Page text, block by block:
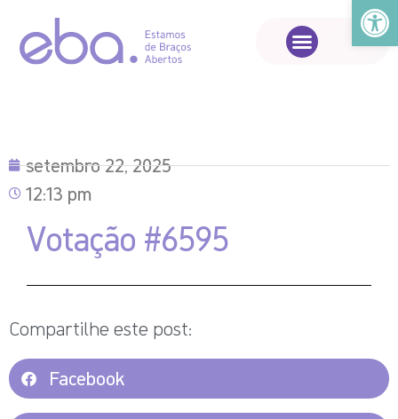
Abrir
setembro 22, 2025
12:13 pm
Votação #6595
Compartilhe este post:
Facebook